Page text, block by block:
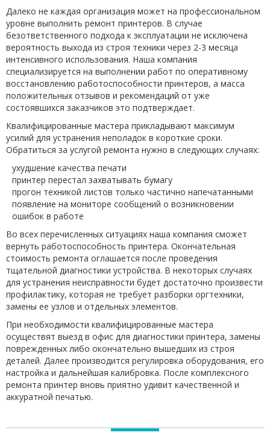
Далеко не каждая организация может на профессиональном
уровне выполнить ремонт принтеров. В случае
безответственного подхода к эксплуатации не исключена
вероятность выхода из строя техники через 2-3 месяца
интенсивного использования. Наша компания
специализируется на выполнении работ по оперативному
восстановлению работоспособности принтеров, а масса
положительных отзывов и рекомендаций от уже
состоявшихся заказчиков это подтверждает.
Квалифицированные мастера прикладывают максимум
усилий для устранения неполадок в короткие сроки.
Обратиться за услугой ремонта нужно в следующих случаях:
ухудшение качества печати
принтер перестал захватывать бумагу
прогон техникой листов только частично напечатанными
появление на мониторе сообщений о возникновении
ошибок в работе
Во всех перечисленных ситуациях наша компания сможет
вернуть работоспособность принтера. Окончательная
стоимость ремонта оглашается после проведения
тщательной диагностики устройства. В некоторых случаях
для устранения неисправности будет достаточно произвести
профилактику, которая не требует разборки оргтехники,
замены ее узлов и отдельных элементов.
При необходимости квалифицированные мастера
осуществят выезд в офис для диагностики принтера, замены
поврежденных либо окончательно вышедших из строя
деталей. Далее производится регулировка оборудования, его
настройка и дальнейшая калибровка. После комплексного
ремонта принтер вновь приятно удивит качественной и
аккуратной печатью.